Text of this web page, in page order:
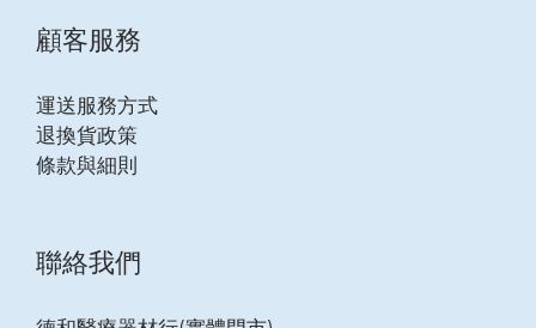
顧客服務
運送服務方式
退換貨政策
條款與細則
聯絡我們